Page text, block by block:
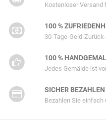
Kostenloser Versand
100 %
30-Tage-Geld-
100 %
Jedes Gemälde ist
SICHER BEZAHLEN
Bezahlen Sie einfach